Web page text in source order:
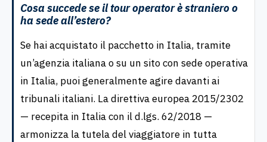
Cosa succede se il tour operator è straniero o
ha sede all’estero?
Se hai acquistato il pacchetto in Italia, tramite
un’agenzia italiana o su un sito con sede operativa
in Italia, puoi generalmente agire davanti ai
tribunali italiani. La direttiva europea 2015/2302
— recepita in Italia con il d.lgs. 62/2018 —
armonizza la tutela del viaggiatore in tutta